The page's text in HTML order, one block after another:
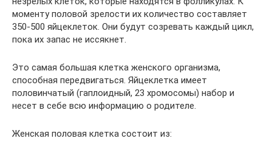
моменту половой зрелости их количество составляет
350-500 яйцеклеток. Они будут созревать каждый цикл,
пока их запас не иссякнет.
Это самая большая клетка женского организма,
способная передвигаться. Яйцеклетка имеет
половинчатый (гаплоидный, 23 хромосомы) набор и
несет в себе всю информацию о родителе.
Женская половая клетка состоит из: